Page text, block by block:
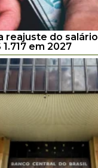
reajuste do salário
em 2027